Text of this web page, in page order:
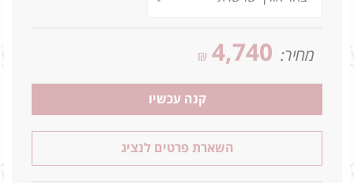
מחיר: 4,740
₪
קנה עכשיו
השארת פרטים לנציג